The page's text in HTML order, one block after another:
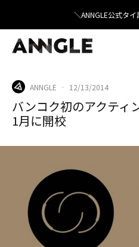
＼ANNGLE公式タ
ANNGLE · 12/13/2014
バンコク初のアクティ
1月に開校